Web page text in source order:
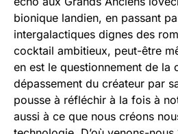
bionique landien, en passant
intergalactiques dignes des
cocktail ambitieux, peut-être
en est le questionnement de la
dépassement du créateur par
pousse à réfléchir à la fois à
aussi à ce que nous créons